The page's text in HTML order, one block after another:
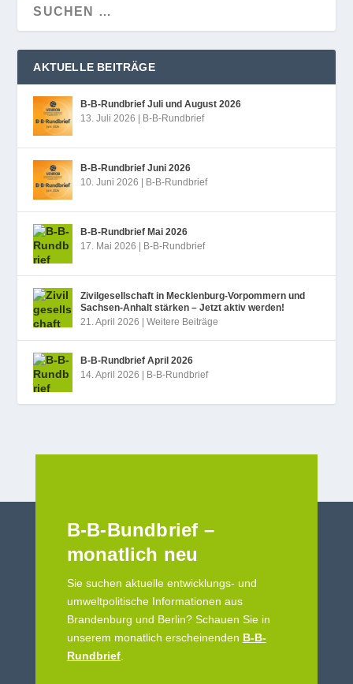
AKTUELLE BEITRÄGE
B‑B-Rundbrief Juli und August 2026
13. Juli 2026 | B-B-Rundbrief
B‑B-Rundbrief Juni 2026
10. Juni 2026 | B-B-Rundbrief
B‑B-Rundbrief Mai 2026
17. Mai 2026 | B-B-Rundbrief
Zivilgesellschaft in Mecklenburg-Vorpommern und
Sachsen-Anhalt stärken – Jetzt aktiv werden!
21. April 2026 |Weitere Beiträge
B‑B-Rundbrief April 2026
14. April 2026 | B-B-Rundbrief
B-B-Bundbrief –
monatlich neu
Sie suchen aktuelle entwicklungs- und
umweltpolitische Informationen aus
Brandenburg und Berlin? Schauen Sie in
unserem monatlich erscheinenden B-B-
Rundbrief.